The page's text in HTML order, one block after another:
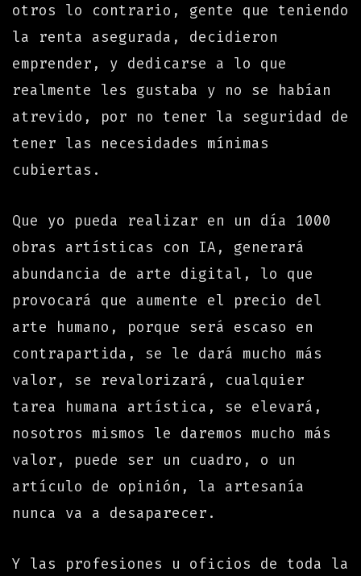
otros lo contrario, gente que teniendo
la renta asegurada, decidieron
emprender, y dedicarse a lo que
realmente les gustaba y no se habían
atrevido, por no tener la seguridad de
tener las necesidades mínimas
cubiertas.
Que yo pueda realizar en un día 1000
obras artísticas con IA, generará
abundancia de arte digital, lo que
provocará que aumente el precio del
arte humano, porque será escaso en
contrapartida, se le dará mucho más
valor, se revalorizará, cualquier
tarea humana artística, se elevará,
nosotros mismos le daremos mucho más
valor, puede ser un cuadro, o un
artículo de opinión, la artesanía
nunca va a desaparecer.
Y las profesiones u oficios de toda la